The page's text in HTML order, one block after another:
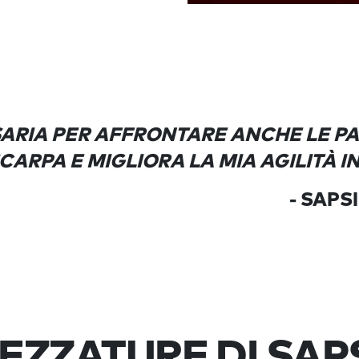
PER AFFRONTARE ANCHE LE
E MIGLIORA LA MIA AGILITÀ
-